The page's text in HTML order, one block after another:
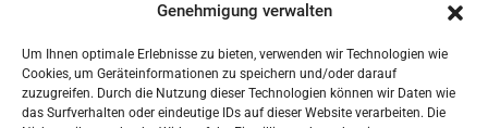
Genehmigung verwalten
Um Ihnen optimale Erlebnisse zu bieten, verwenden wir Technologien wie
Cookies, um Geräteinformationen zu speichern und/oder darauf
zuzugreifen. Durch die Nutzung dieser Technologien können wir Daten wie
das Surfverhalten oder eindeutige IDs auf dieser Website verarbeiten. Die